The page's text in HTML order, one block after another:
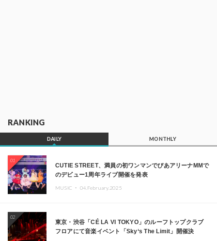
RANKING
DAILY MONTHLY
01
CUTIE STREET、満員の初ワンマンでぴあアリーナMMで
のデビュー1周年ライブ開催を発表
MUSIC ・ 04.February.2025
02
東京・渋谷「CÉ LA VI TOKYO」のルーフトップクラブ
フロアにて音楽イベント「Sky‘s The Limit」開催決